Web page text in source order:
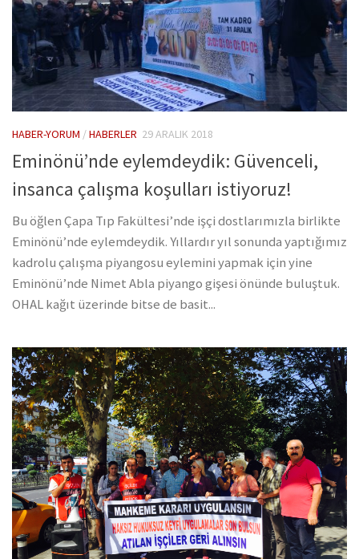
HABER-YORUM /HABERLER 29 ARALIK 2018
Eminönü’nde eylemdeydik: Güvenceli,
insanca çalışma koşulları istiyoruz!
Bu öğlen Çapa Tıp Fakültesi’nde işçi dostlarımızla birlikte
Eminönü’nde eylemdeydik. Yıllardır yıl sonunda yaptığımız
kadrolu çalışma piyangosu eylemini yapmak için yine
Eminönü’nde Nimet Abla piyango gişesi önünde buluştuk.
OHAL kağıt üzerinde bitse de basit...